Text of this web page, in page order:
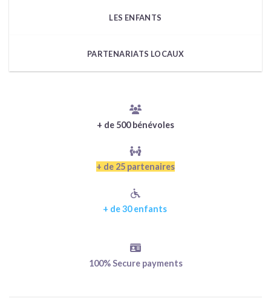
LES ENFANTS
PARTENARIATS LOCAUX
+ de 500 bénévoles
+ de 25 partenaires
+ de 30 enfants
100% Secure payments